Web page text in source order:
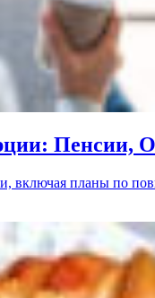
Пенсии,
включая планы по